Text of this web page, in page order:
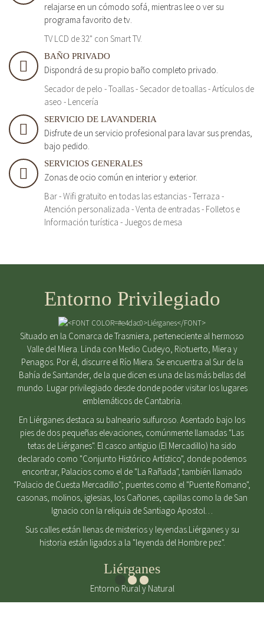
relajarse en un cómodo sofá, mientras lee o ver su
programa favorito de tv.
TV LCD de 32" con Smart TV.
BAÑO PRIVADO
Dispondrá de su propio baño completo privado.
Secador de pelo - Toallas - Secador de toallas - Artículos de
aseo - Lencería
SERVICIO DE LAVANDERIA
Disfrute de un servicio profesional para lavar sus prendas,
bajo pedido.
SERVICIOS GENERALES
Zonas de ocio común en interior y exterior.
Bar - Wifi gratuito en todas las estancias - Terraza -
Atención personalizada - Venta de entradas - Folletos e
Información turística - Juegos de mesa
Entorno Privilegiado
Situado en la Comarca de Trasmiera, perteneciente al hermoso
Valle del Miera. Linda con Medio Cudeyo, Riotuerto, Miera y
Penagos. Por él, discurre el Río Miera. Se encuentra al Sur de la
Bahía de Santander, de la que dicen es una de las más bellas del
mundo. Lugar privilegiado desde donde poder visitar los lugares
emblemáticos de Cantabria.
En Liérganes destaca su balneario sulfuroso. Asentado bajo los
pies de dos pequeñas elevaciones, comúnmente llamadas "Las
tetas de Liérganes". El casco antigüo (El Mercadillo) ha sido
declarado como "Conjunto Histórico Artístico", donde podemos
encontrar, Palacios como el de "La Rañada", también llamado
"Palacio de Cuesta Mercadillo"; puentes como el "Puente Romano",
casonas, molinos, iglesias, los Cañones, capillas como la de San
Ignacio con la reliquia de Santiago Apostol…
Sus calles están llenas de misterios y leyendas.Liérganes y su
historia están ligados a la "leyenda del Hombre pez".
Liérganes
Entorno Rural y Natural